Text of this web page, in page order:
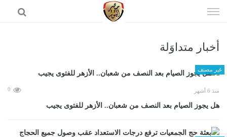
الى
أخبار متداوَلة
غير مصنف
منذ 6 أشهر 0
هل يجوز الصيام بعد النصف من شعبان.. الأزهر للفتوى يجيب